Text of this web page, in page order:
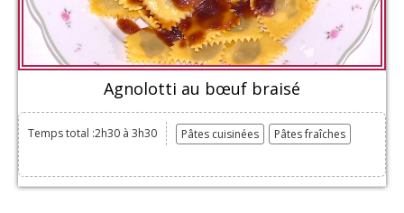
Agnolotti au bœuf braisé
Temps total :2h30 à 3h30 Pâtes cuisinées Pâtes fraîches